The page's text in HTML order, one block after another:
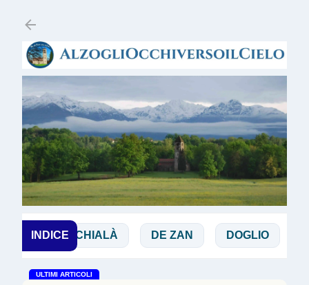
INDICE
CHIALÀ DE ZAN DOGLIO MAGGI
ULTIMI ARTICOLI